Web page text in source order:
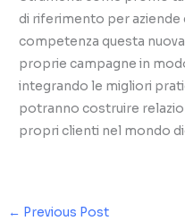
di riferimento per aziende
competenza questa
proprie campagne in
integrando le migliori
potranno costruire
propri clienti nel mondo
← Previous Post